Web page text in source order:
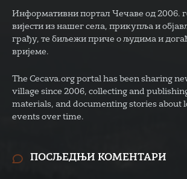
Информативни портал Чечаве од 2006.
вијести из нашег села, прикупља и
грађу, те биљежи приче о људима и
вријеме.
The Cecava.org portal has been sharing
village since 2006, collecting and
materials, and documenting stories about
events over time.
ПОСЉЕДЊИ КОМЕНТАРИ